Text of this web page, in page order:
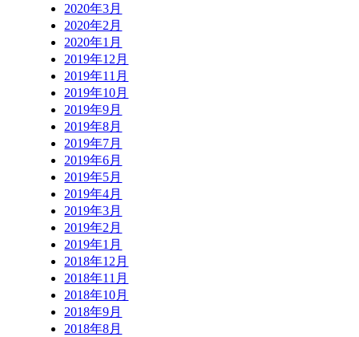
2020年3月
2020年2月
2020年1月
2019年12月
2019年11月
2019年10月
2019年9月
2019年8月
2019年7月
2019年6月
2019年5月
2019年4月
2019年3月
2019年2月
2019年1月
2018年12月
2018年11月
2018年10月
2018年9月
2018年8月